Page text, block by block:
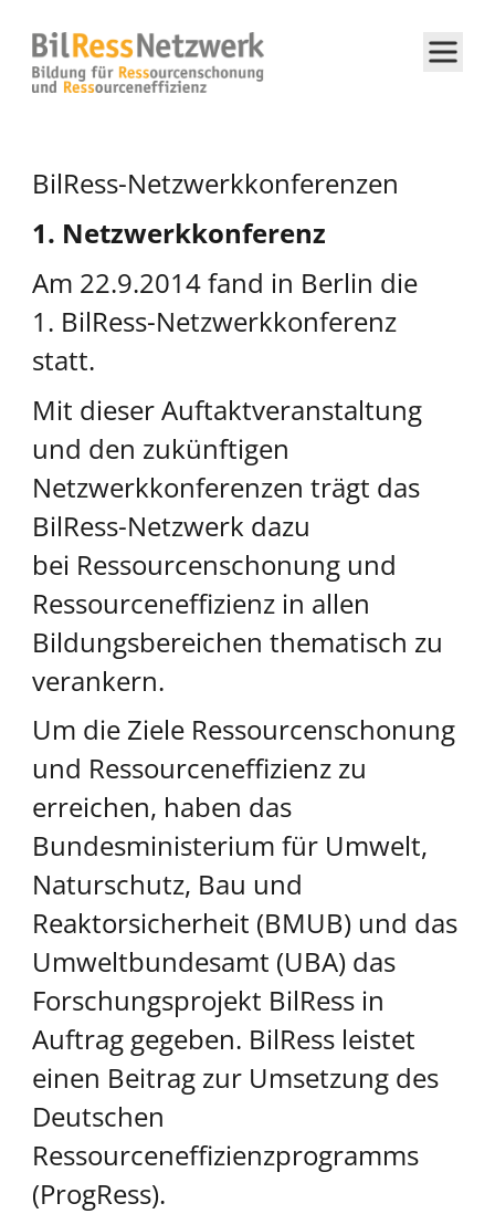
BilRess-Netzwerkkonferenzen
1. Netzwerkkonferenz
Am 22.9.2014 fand in Berlin die
1. BilRess-Netzwerkkonferenz
statt.
Mit dieser Auftaktveranstaltung
und den zukünftigen
Netzwerkkonferenzen trägt das
BilRess-Netzwerk dazu
bei Ressourcenschonung und
Ressourceneffizienz in allen
Bildungsbereichen thematisch zu
verankern.
Um die Ziele Ressourcenschonung
und Ressourceneffizienz zu
erreichen, haben das
Bundesministerium für Umwelt,
Naturschutz, Bau und
Reaktorsicherheit (BMUB) und das
Umweltbundesamt (UBA) das
Forschungsprojekt BilRess in
Auftrag gegeben. BilRess leistet
einen Beitrag zur Umsetzung des
Deutschen
Ressourceneffizienzprogramms
(ProgRess).